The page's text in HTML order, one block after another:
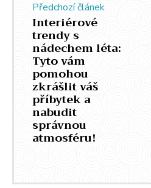
Předchozí článek
Interiérové ​​
trendy s
nádechem léta:
Tyto vám
pomohou
zkrášlit váš
příbytek a
nabudit
správnou
atmosféru!